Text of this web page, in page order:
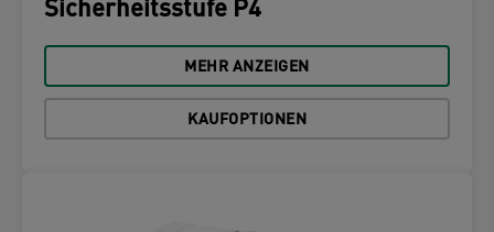
Sicherheitsstufe P4
MEHR ANZEIGEN
KAUFOPTIONEN